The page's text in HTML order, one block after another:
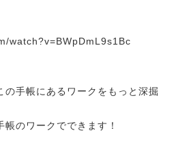
watch?v=BWpDmL9s1Bc
の手帳にあるワークをもっと深掘
のワークでできます！